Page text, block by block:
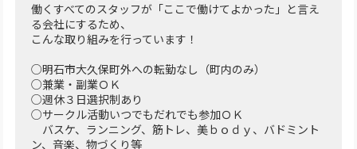
働くすべてのスタッフが「ここで働けてよかった」と言え
る会社にするため、
こんな取り組みを行っています！
○明石市大久保町外への転勤なし（町内のみ）
○兼業・副業ＯＫ
○週休３日選択制あり
○サークル活動いつでもだれでも参加ＯＫ
バスケ、ランニング、筋トレ、美ｂｏｄｙ、バドミント
ン、音楽、物づくり等